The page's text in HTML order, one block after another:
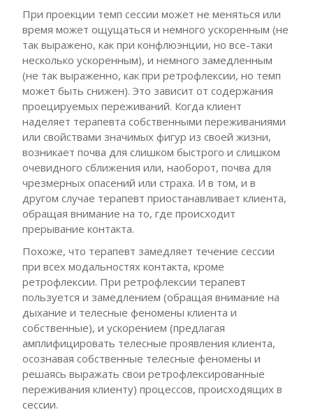
При проекции темп сессии может не меняться или
время может ощущаться и немного ускоренным (не
так выражено, как при конфлюэнции, но все-таки
несколько ускоренным), и немного замедленным
(не так выраженно, как при ретрофлексии, но темп
может быть снижен). Это зависит от содержания
проецируемых переживаний. Когда клиент
наделяет терапевта собственными переживаниями
или свойствами значимых фигур из своей жизни,
возникает почва для слишком быстрого и слишком
очевидного сближения или, наоборот, почва для
чрезмерных опасений или страха. И в том, и в
другом случае терапевт приостанавливает клиента,
обращая внимание на то, где происходит
прерывание контакта.
Похоже, что терапевт замедляет течение сессии
при всех модальностях контакта, кроме
ретрофлексии. При ретрофлексии терапевт
пользуется и замедлением (обращая внимание на
дыхание и телесные феномены клиента и
собственные), и ускорением (предлагая
амплифицировать телесные проявления клиента,
осознавая собственные телесные феномены и
решаясь выражать свои ретрофлексированные
переживания клиенту) процессов, происходящих в
сессии.